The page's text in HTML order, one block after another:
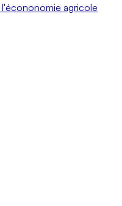
agricole